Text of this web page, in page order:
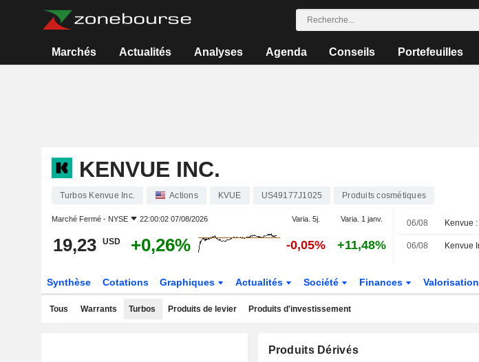
Marchés Actualités Analyses Agenda Conseils Portefeuilles
KENVUE INC.
Turbos Kenvue Inc. Actions KVUE US49177J1025 Produits cosmétiques
Marché Fermé - NYSE 22:00:02 07/08/2026 Varia. 5j. Varia. 1 janv.
19,23 USD +0,26% -0,05% +11,48%
06/08
06/08
Synthèse Cotations Graphiques Actualités Société Finances Valorisation
Tous Warrants Turbos Produits de levier Produits d'investissement
Produits Dérivés